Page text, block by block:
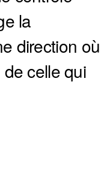
la
direction où
celle qui